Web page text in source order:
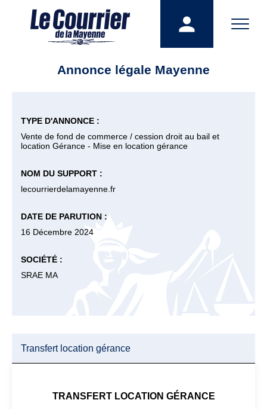
Annonce légale Mayenne
TYPE D'ANNONCE :
Vente de fond de commerce / cession droit au bail et
location Gérance - Mise en location gérance
NOM DU SUPPORT :
lecourrierdelamayenne.fr
DATE DE PARUTION :
16 Décembre 2024
SOCIÉTÉ :
SRAE MA
Transfert location gérance
TRANSFERT LOCATION GÉRANCE